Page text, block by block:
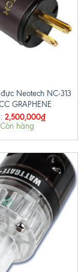
Neotech NC-313
GRAPHENE
2,500,000₫
Còn hàng